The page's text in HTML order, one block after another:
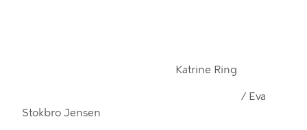
Katrine Ring
/ Eva
Stokbro Jensen